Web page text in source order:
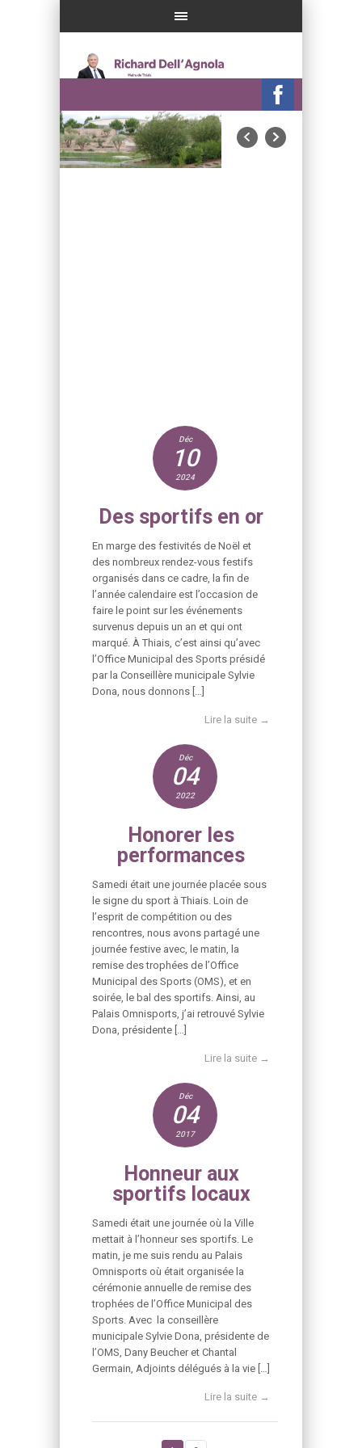
Déc
10
2024
Des sportifs en or
En marge des festivités de Noël et
des nombreux rendez-vous festifs
organisés dans ce cadre, la fin de
l’année calendaire est l’occasion de
faire le point sur les événements
survenus depuis un an et qui ont
marqué. À Thiais, c’est ainsi qu’avec
l’Office Municipal des Sports présidé
par la Conseillère municipale Sylvie
Dona, nous donnons […]
Lire la suite →
Déc
04
2022
Honorer les
performances
Samedi était une journée placée sous
le signe du sport à Thiais. Loin de
l’esprit de compétition ou des
rencontres, nous avons partagé une
journée festive avec, le matin, la
remise des trophées de l’Office
Municipal des Sports (OMS), et en
soirée, le bal des sportifs. Ainsi, au
Palais Omnisports, j’ai retrouvé Sylvie
Dona, présidente […]
Lire la suite →
Déc
04
2017
Honneur aux
sportifs locaux
Samedi était une journée où la Ville
mettait à l’honneur ses sportifs. Le
matin, je me suis rendu au Palais
Omnisports où était organisée la
cérémonie annuelle de remise des
trophées de l’Office Municipal des
Sports. Avec la conseillère
municipale Sylvie Dona, présidente de
l’OMS, Dany Beucher et Chantal
Germain, Adjoints délégués à la vie […]
Lire la suite →